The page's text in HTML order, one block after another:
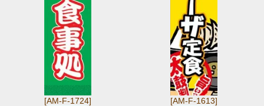
[AM-F-1724] [AM-F-1613]